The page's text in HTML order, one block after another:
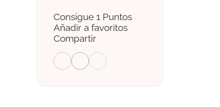
Consigue 1 Puntos
Añadir a favoritos
Compartir